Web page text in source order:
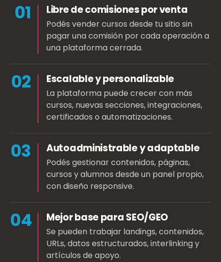
01 Libre de comisiones por venta
Podés vender cursos desde tu sitio sin
pagar una comisión por cada operación a
una plataforma cerrada.
02 Escalable y personalizable
La plataforma puede crecer con más
cursos, nuevas secciones, integraciones,
certificados o automatizaciones.
03 Autoadministrable y adaptable
Podés gestionar contenidos, páginas,
cursos y alumnos desde un panel propio,
con diseño responsive.
04 Mejor base para SEO/GEO
Se pueden trabajar landings, contenidos,
URLs, datos estructurados, interlinking y
artículos de apoyo.